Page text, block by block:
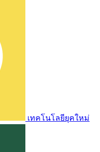
เทคโนโลยียุคใหม่